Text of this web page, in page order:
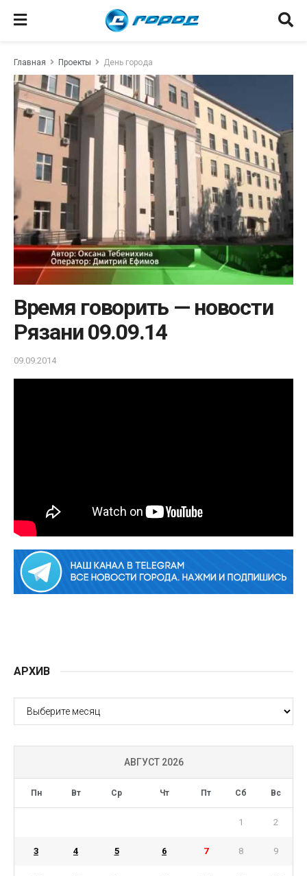
Главная Проекты День города
Время говорить — новости
Рязани 09.09.14
09.09.2014
АРХИВ
АРХИВ
АВГУСТ 2026
Пн Вт Ср Чт Пт Сб Вс
1 2
3 4 5 6 7 8 9